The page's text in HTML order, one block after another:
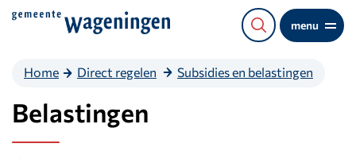
Direct
content
menu
Home Direct regelen Subsidies en belastingen
Belastingen